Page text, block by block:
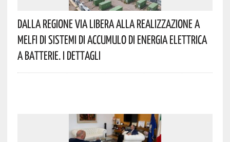
Dalla Regione Via Libera Alla Realizzazione A
Melfi Di Sistemi Di Accumulo Di Energia Elettrica
A Batterie. I Dettagli